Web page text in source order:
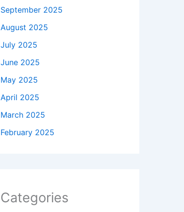
September 2025
August 2025
July 2025
June 2025
May 2025
April 2025
March 2025
February 2025
Categories